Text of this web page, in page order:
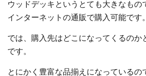
ウッドデッキというとても大きなもの
インターネットの通販で購入可能です。
では、購入先はどこになってくるのか
です。
とにかく豊富な品揃えになっているの